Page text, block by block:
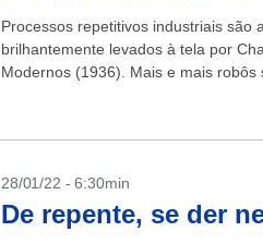
Processos repetitivos industriais são
brilhantemente levados à tela por
Modernos (1936). Mais e mais robôs
28/01/22 - 6:30min
De repente, se der